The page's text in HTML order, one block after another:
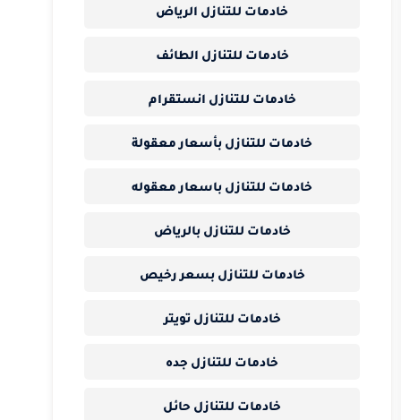
خادمات للتنازل الرياض
خادمات للتنازل الطائف
خادمات للتنازل انستقرام
خادمات للتنازل بأسعار معقولة
خادمات للتنازل باسعار معقوله
خادمات للتنازل بالرياض
خادمات للتنازل بسعر رخيص
خادمات للتنازل تويتر
خادمات للتنازل جده
خادمات للتنازل حائل